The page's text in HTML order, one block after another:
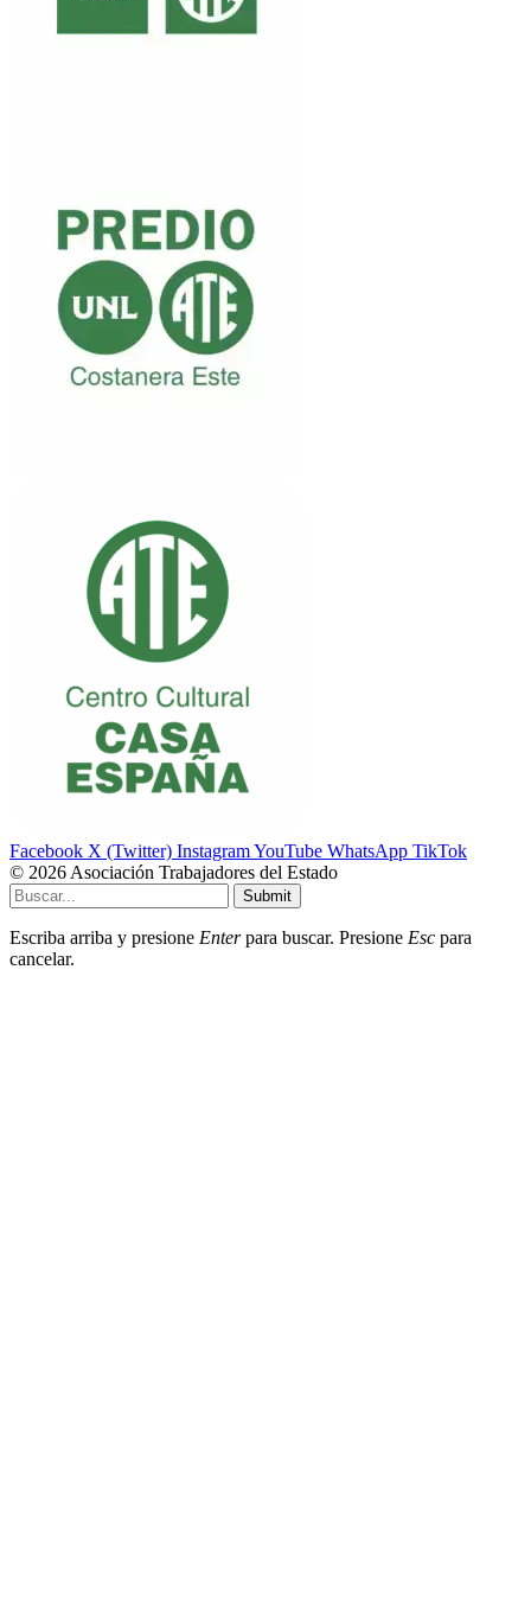
Facebook X (Twitter) InstagramYouTube WhatsApp TikTok
© 2026 Asociación Trabajadores del Estado
Submit
Escriba arriba y presione Enterpara buscar. Presione Esc para
cancelar.